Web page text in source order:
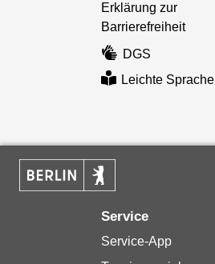
Erklärung zur
Barrierefreiheit
DGS
Leichte Sprache
Service
Service-App